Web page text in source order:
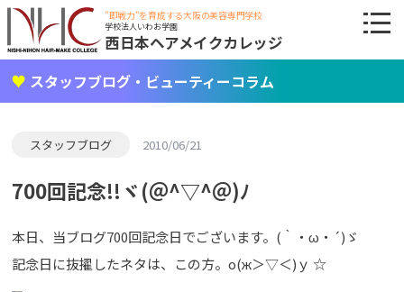
"即戦力"を育成する大阪の美容専門学校
学校法人いわお学園
西日本ヘアメイクカレッジ
スタッフブログ・ビューティーコラム
スタッフブログ 2010/06/21
700回記念!!ヾ(＠^▽^＠)ﾉ
本日、当ブログ700回記念日でございます。(｀・ω・´)ゞ
記念日に抜擢したネタは、この方。о(ж＞▽＜)ｙ ☆